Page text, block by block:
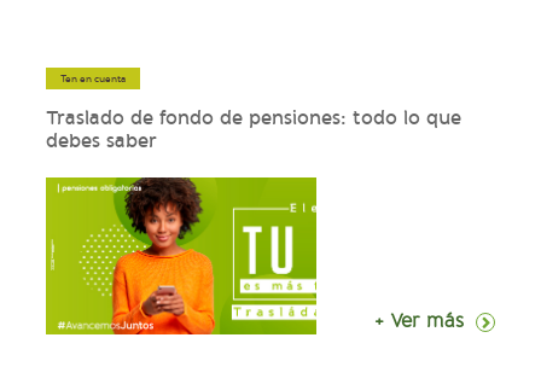
Ten en cuenta
Traslado de fondo de pensiones: todo lo que
debes saber
+ Ver más